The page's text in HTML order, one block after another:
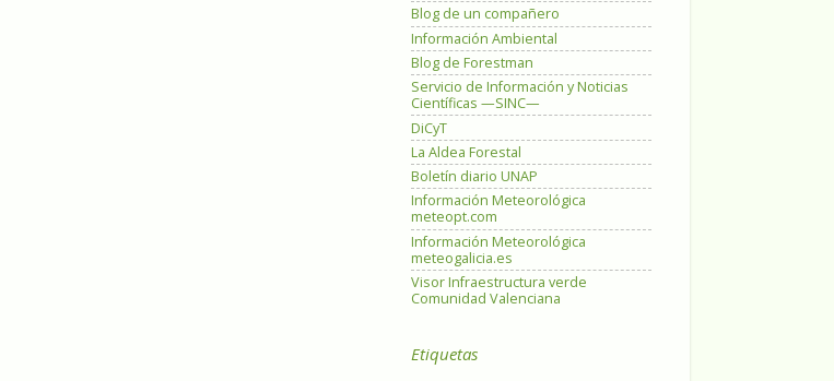
Blog de un compañero
Información Ambiental
Blog de Forestman
Servicio de Información y Noticias
Científicas —SINC—
DiCyT
La Aldea Forestal
Boletín diario UNAP
Información Meteorológica
meteopt.com
Información Meteorológica
meteogalicia.es
Visor Infraestructura verde
Comunidad Valenciana
Etiquetas